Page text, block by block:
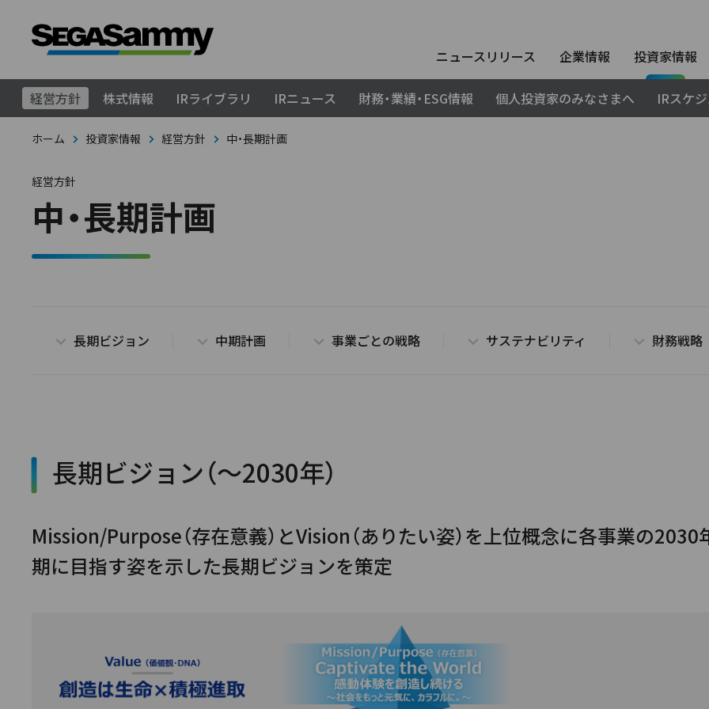
ニュースリリース 企業情報 投資家情報
経営方針 株式情報 IRライブラリ IRニュース 財務・業績・ESG情報 個人投資家のみなさまへ IRスケ
ホーム 投資家情報 経営方針 中・長期計画
経営方針
中・長期計画
長期ビジョン 中期計画 事業ごとの戦略 サステナビリティ 財務戦略
長期ビジョン（～2030年）
Mission/Purpose（存在意義）とVision（ありたい姿）を上位概念に各事業の2030
期に目指す姿を示した長期ビジョンを策定